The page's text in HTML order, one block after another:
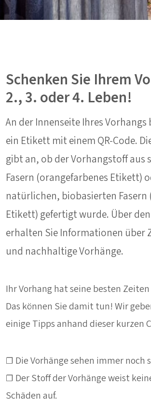
Schenken Sie Ihrem
2., 3. oder 4. Leben!
An der Innenseite Ihres
ein Etikett mit einem QR-Code.
gibt an, ob der Vorhangstoff aus
Fasern (orangefarbenes Etikett)
natürlichen, biobasierten Fasern
Etikett) gefertigt wurde. Über den
erhalten Sie Informationen
und nachhaltige Vorhänge.
Ihr Vorhang hat seine besten
Das können Sie damit tun! Wir
einige Tipps anhand dieser kurzen
☐ Die Vorhänge sehen immer noch
☐ Der Stoff der Vorhänge weist
Schäden auf.